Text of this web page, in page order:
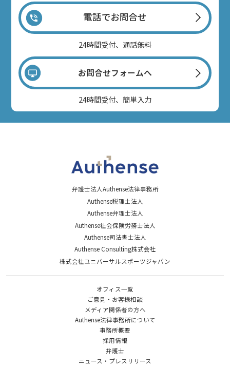
電話でお問合せ
24時間受付、通話無料
お問合せフォームへ
24時間受付、簡単入力
弁護士法人Authense法律事務所
Authense税理士法人
Authense弁理士法人
Authense社会保険労務士法人
Authense司法書士法人
Authense Consulting株式会社
株式会社ユニバーサルスポーツジャパン
オフィス一覧
ご意見・お客様相談
メディア関係者の方へ
Authense法律事務所について
事務所概要
採用情報
弁護士
ニュース・プレスリリース